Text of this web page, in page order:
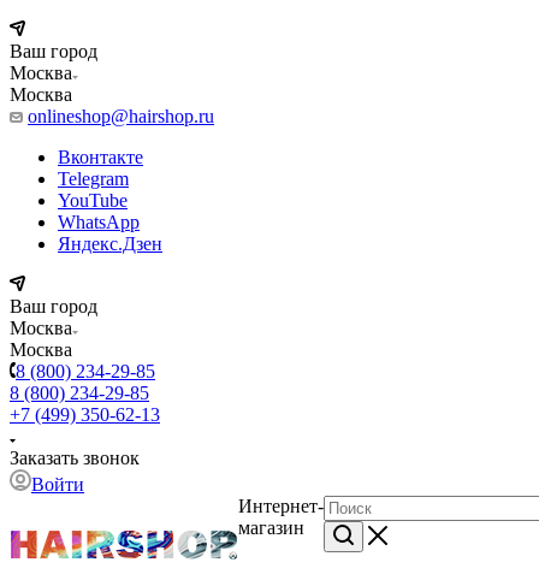
Ваш город
Москва
Москва
onlineshop@hairshop.ru
Вконтакте
Telegram
YouTube
WhatsApp
Яндекс.Дзен
Ваш город
Москва
Москва
8 (800) 234-29-85
8 (800) 234-29-85
+7 (499) 350-62-13
Заказать звонок
Войти
Интернет-
магазин